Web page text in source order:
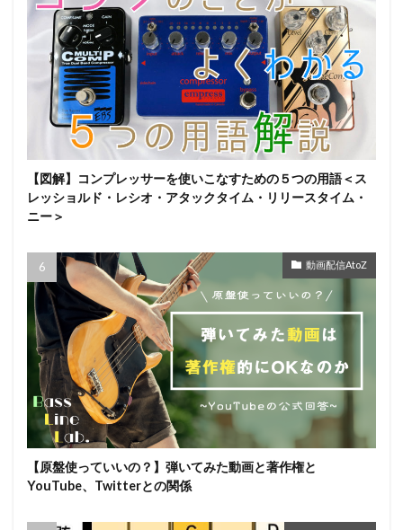
【図解】コンプレッサーを使いこなすための５つの用語＜ス
レッショルド・レシオ・アタックタイム・リリースタイム・
ニー＞
動画配信AtoZ
【原盤使っていいの？】弾いてみた動画と著作権と
YouTube、Twitterとの関係